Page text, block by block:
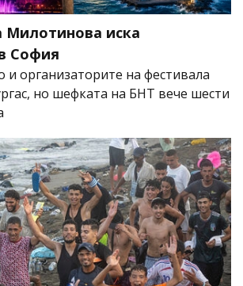
иска
София
и организаторите на фестивала
но шефката на БНТ вече шести